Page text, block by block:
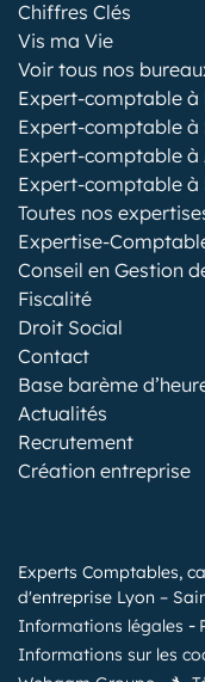
Chiffres Clés
Vis ma Vie
Voir tous nos
Expert-comptable à
Expert-comptable à
Expert-comptable à
Expert-comptable à
Toutes nos
Expertise-
Conseil en Gestion
Fiscalité
Droit Social
Contact
Base barème
Actualités
Recrutement
Création entreprise
Experts Comptables,
d'entreprise Lyon –
Informations légales
Informations sur les